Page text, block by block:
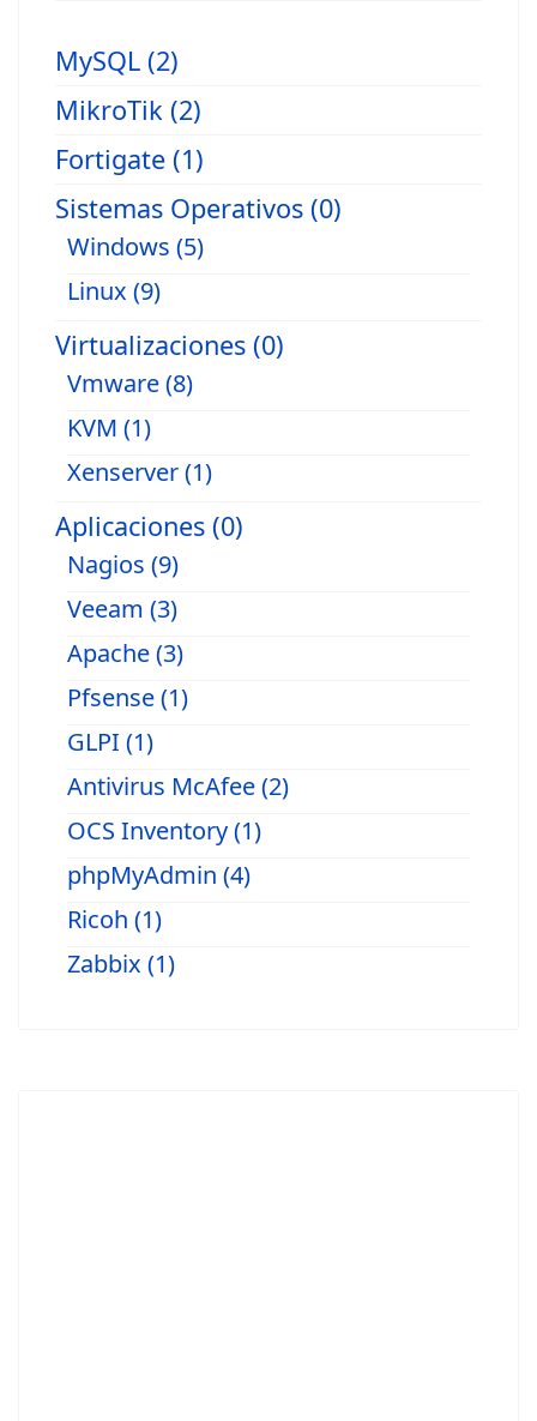
MySQL (2)
MikroTik (2)
Fortigate (1)
Sistemas Operativos (0)
Windows (5)
Linux (9)
Virtualizaciones (0)
Vmware (8)
KVM (1)
Xenserver (1)
Aplicaciones (0)
Nagios (9)
Veeam (3)
Apache (3)
Pfsense (1)
GLPI (1)
Antivirus McAfee (2)
OCS Inventory (1)
phpMyAdmin (4)
Ricoh (1)
Zabbix (1)